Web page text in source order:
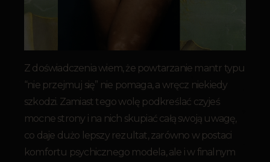
Z doświadczenia wiem, że powtarzanie mantr typu
“nie przejmuj się” nie pomaga, a wręcz niekiedy
szkodzi. Zamiast tego wolę podkreślać czyjeś
mocne strony i na nich skupiać całą swoją uwagę,
co daje dużo lepszy rezultat, zarówno w postaci
komfortu psychicznego modela, ale i w finalnym